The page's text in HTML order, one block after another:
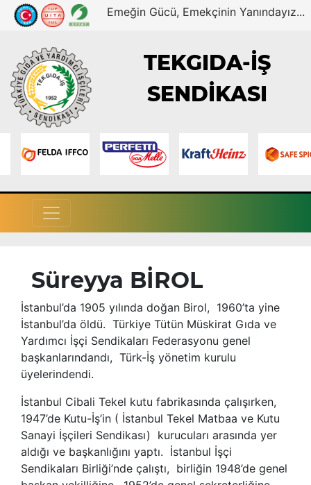
Emeğin Gücü, Emekçinin Yanındayız...
TEKGIDA-İŞ
SENDİKASI
Süreyya BİROL
İstanbul’da 1905 yılında doğan Birol, 1960’ta yine
İstanbul’da öldü. Türkiye Tütün Müskirat Gıda ve
Yardımcı İşçi Sendikaları Federasyonu genel
başkanlarındandı, Türk-İş yönetim kurulu
üyelerindendi.
İstanbul Cibali Tekel kutu fabrikasında çalışırken,
1947’de Kutu-İş’in ( İstanbul Tekel Matbaa ve Kutu
Sanayi İşçileri Sendikası) kurucuları arasında yer
aldığı ve başkanlığını yaptı. İstanbul İşçi
Sendikaları Birliği’nde çalıştı, birliğin 1948’de genel